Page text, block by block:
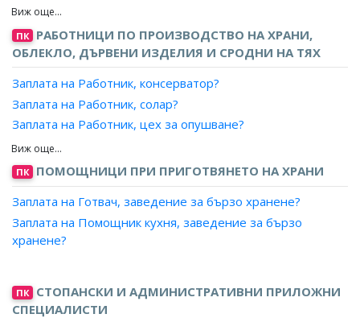
Заплата на Интериорен дизайнер?
Заплата на Сценичен дизайнер?
ПК РАБОТНИЦИ ПО ПРОИЗВОДСТВО НА ХРАНИ,
ОБЛЕКЛО, ДЪРВЕНИ ИЗДЕЛИЯ И СРОДНИ НА ТЯХ
Заплата на Работник, консерватор?
Заплата на Работник, солар?
Заплата на Работник, цех за опушване?
Заплата на Работник, кланица?
Заплата на Работник, мариноване?
Заплата на Работник, обезкостяване?
Заплата на Работник, обработка на вътрешности?
Заплата на Работник, одиране на кожи?
Заплата на Работник, очистване на вътрешности?
Заплата на Работник, правене на колбаси?
Заплата на Работник, производство и съхранение на
ПК
ПОМОЩНИЦИ ПРИ ПРИГОТВЯНЕТО НА ХРАНИ
Заплата на Готвач, заведение за бързо хранене?
Заплата на Помощник кухня, заведение за бързо
хранене?
ПК СТОПАНСКИ И АДМИНИСТРАТИВНИ ПРИЛОЖНИ
СПЕЦИАЛИСТИ